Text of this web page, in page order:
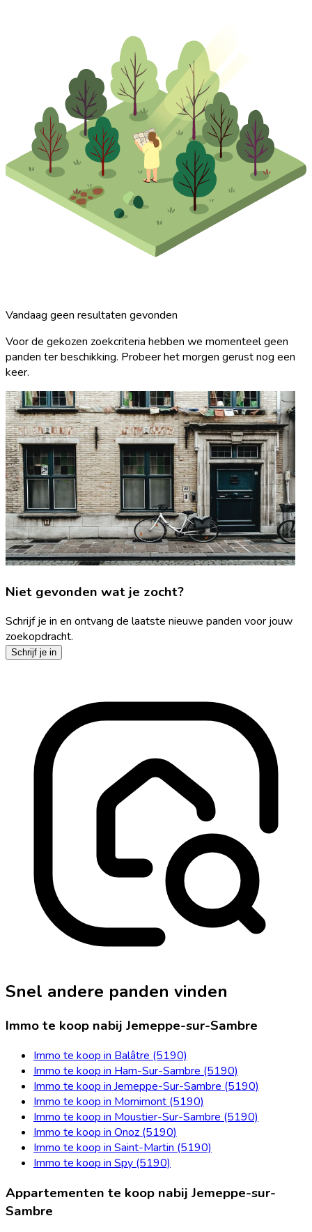
Vandaag geen resultaten gevonden
Voor de gekozen zoekcriteria hebben we momenteel geen
panden ter beschikking. Probeer het morgen gerust nog een
keer.
Niet gevonden wat je zocht?
Schrijf je in en ontvang de laatste nieuwe panden voor jouw
zoekopdracht.
Schrijf je in
Snel andere panden vinden
Immo te koop nabij Jemeppe-sur-Sambre
Immo te koop in Balâtre (5190)
Immo te koop in Ham-Sur-Sambre (5190)
Immo te koop in Jemeppe-Sur-Sambre (5190)
Immo te koop in Mornimont (5190)
Immo te koop in Moustier-Sur-Sambre (5190)
Immo te koop in Onoz (5190)
Immo te koop in Saint-Martin (5190)
Immo te koop in Spy (5190)
Appartementen te koop nabij Jemeppe-sur-
Sambre